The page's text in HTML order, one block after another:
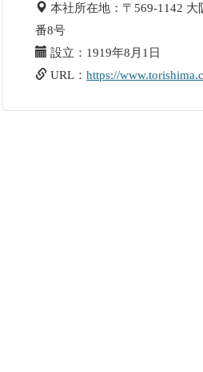
本社所在地：〒569-1142 大
番8号
設立：1919年8月1日
URL： https://